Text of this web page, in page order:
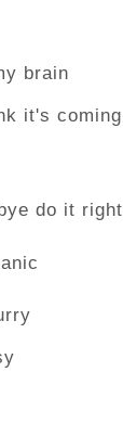
brain
it's coming
do it right